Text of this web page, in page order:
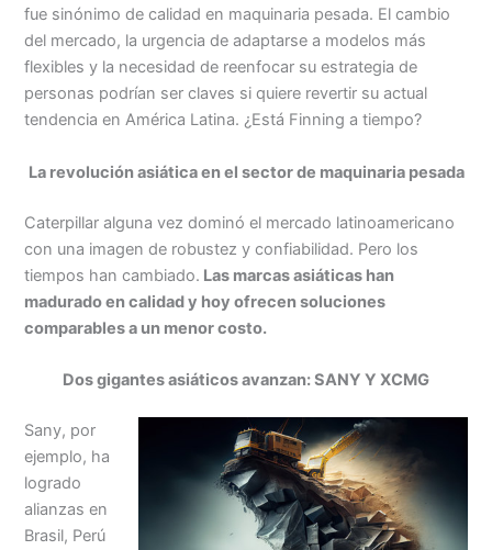
fue sinónimo de calidad en maquinaria pesada. El cambio
del mercado, la urgencia de adaptarse a modelos más
flexibles y la necesidad de reenfocar su estrategia de
personas podrían ser claves si quiere revertir su actual
tendencia en América Latina. ¿Está Finning a tiempo?
La revolución asiática en el sector de maquinaria pesada
Caterpillar alguna vez dominó el mercado latinoamericano
con una imagen de robustez y confiabilidad. Pero los
tiempos han cambiado. Las marcas asiáticas han
madurado en calidad y hoy ofrecen soluciones
comparables a un menor costo.
Dos gigantes asiáticos avanzan: SANY Y XCMG
Sany, por
ejemplo, ha
logrado
alianzas en
Brasil, Perú